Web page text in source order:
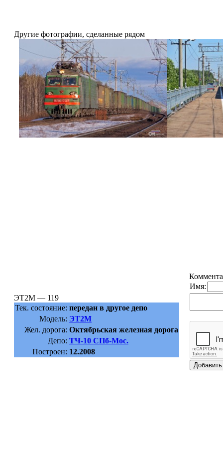
Другие фотографии, сделанные рядом
ЭТ2М — 119
Тек. состояние: передан в другое депо
Модель: ЭТ2М
Жел. дорога: Октябрьская железная дорога
Депо: ТЧ-10 СПб-Мос.
Построен: 12.2008
Имя: